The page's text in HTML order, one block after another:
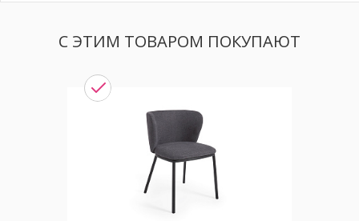
С ЭТИМ ТОВАРОМ ПОКУПАЮТ